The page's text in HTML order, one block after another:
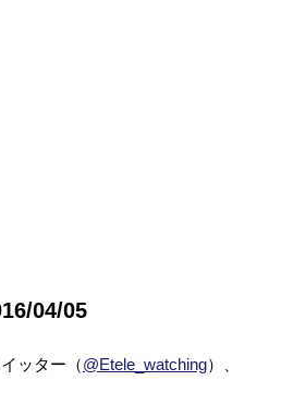
04/05
ッター（@Etele_watching）、